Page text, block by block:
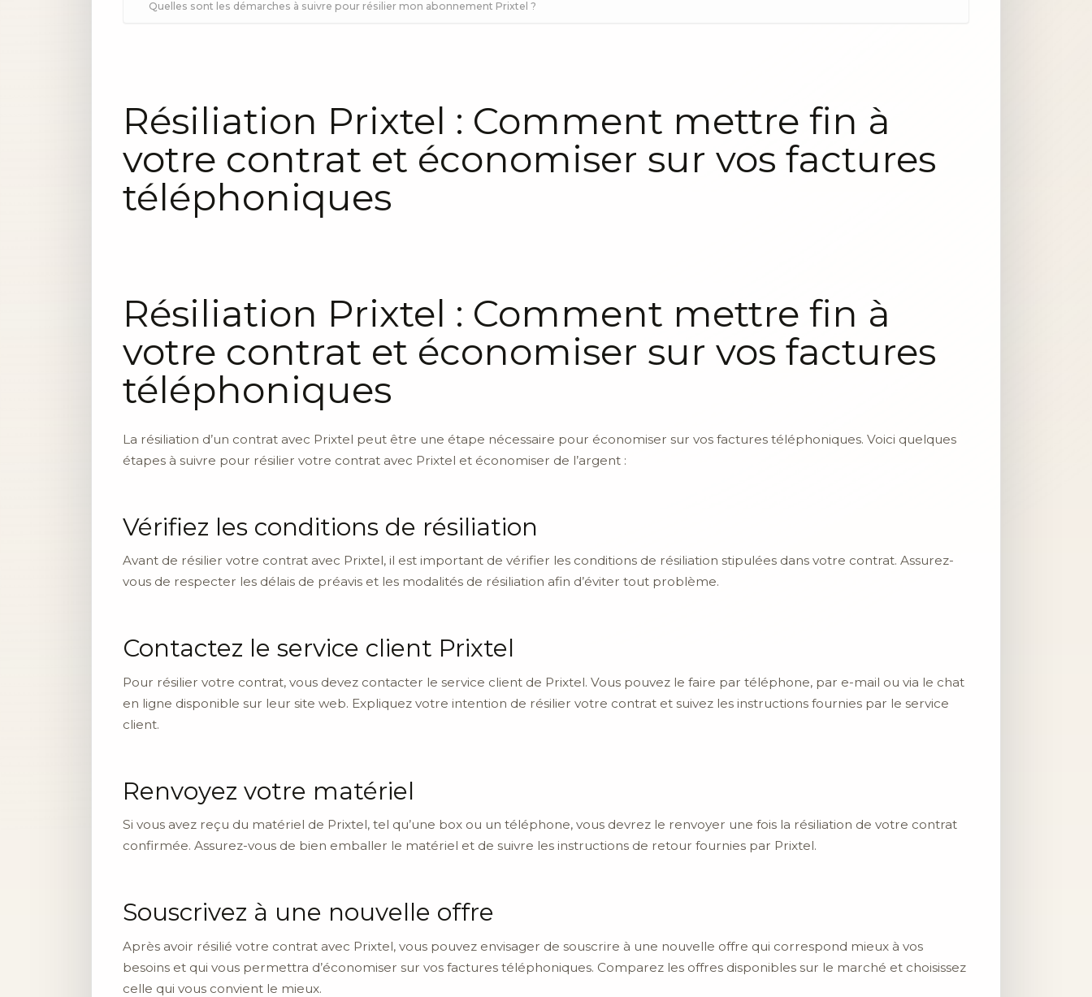
Quelles sont les démarches à suivre pour résilier mon abonnement Prixtel ?
Résiliation Prixtel : Comment mettre fin à
votre contrat et économiser sur vos factures
téléphoniques
Résiliation Prixtel : Comment mettre fin à
votre contrat et économiser sur vos factures
téléphoniques
La résiliation d’un contrat avec Prixtel peut être une étape nécessaire pour économiser sur vos factures téléphoniques. Voici quelques
étapes à suivre pour résilier votre contrat avec Prixtel et économiser de l’argent :
Vérifiez les conditions de résiliation
Avant de résilier votre contrat avec Prixtel, il est important de vérifier les conditions de résiliation stipulées dans votre contrat. Assurez-
vous de respecter les délais de préavis et les modalités de résiliation afin d’éviter tout problème.
Contactez le service client Prixtel
Pour résilier votre contrat, vous devez contacter le service client de Prixtel. Vous pouvez le faire par téléphone, par e-mail ou via le chat
en ligne disponible sur leur site web. Expliquez votre intention de résilier votre contrat et suivez les instructions fournies par le service
client.
Renvoyez votre matériel
Si vous avez reçu du matériel de Prixtel, tel qu’une box ou un téléphone, vous devrez le renvoyer une fois la résiliation de votre contrat
confirmée. Assurez-vous de bien emballer le matériel et de suivre les instructions de retour fournies par Prixtel.
Souscrivez à une nouvelle offre
Après avoir résilié votre contrat avec Prixtel, vous pouvez envisager de souscrire à une nouvelle offre qui correspond mieux à vos
besoins et qui vous permettra d’économiser sur vos factures téléphoniques. Comparez les offres disponibles sur le marché et choisissez
celle qui vous convient le mieux.